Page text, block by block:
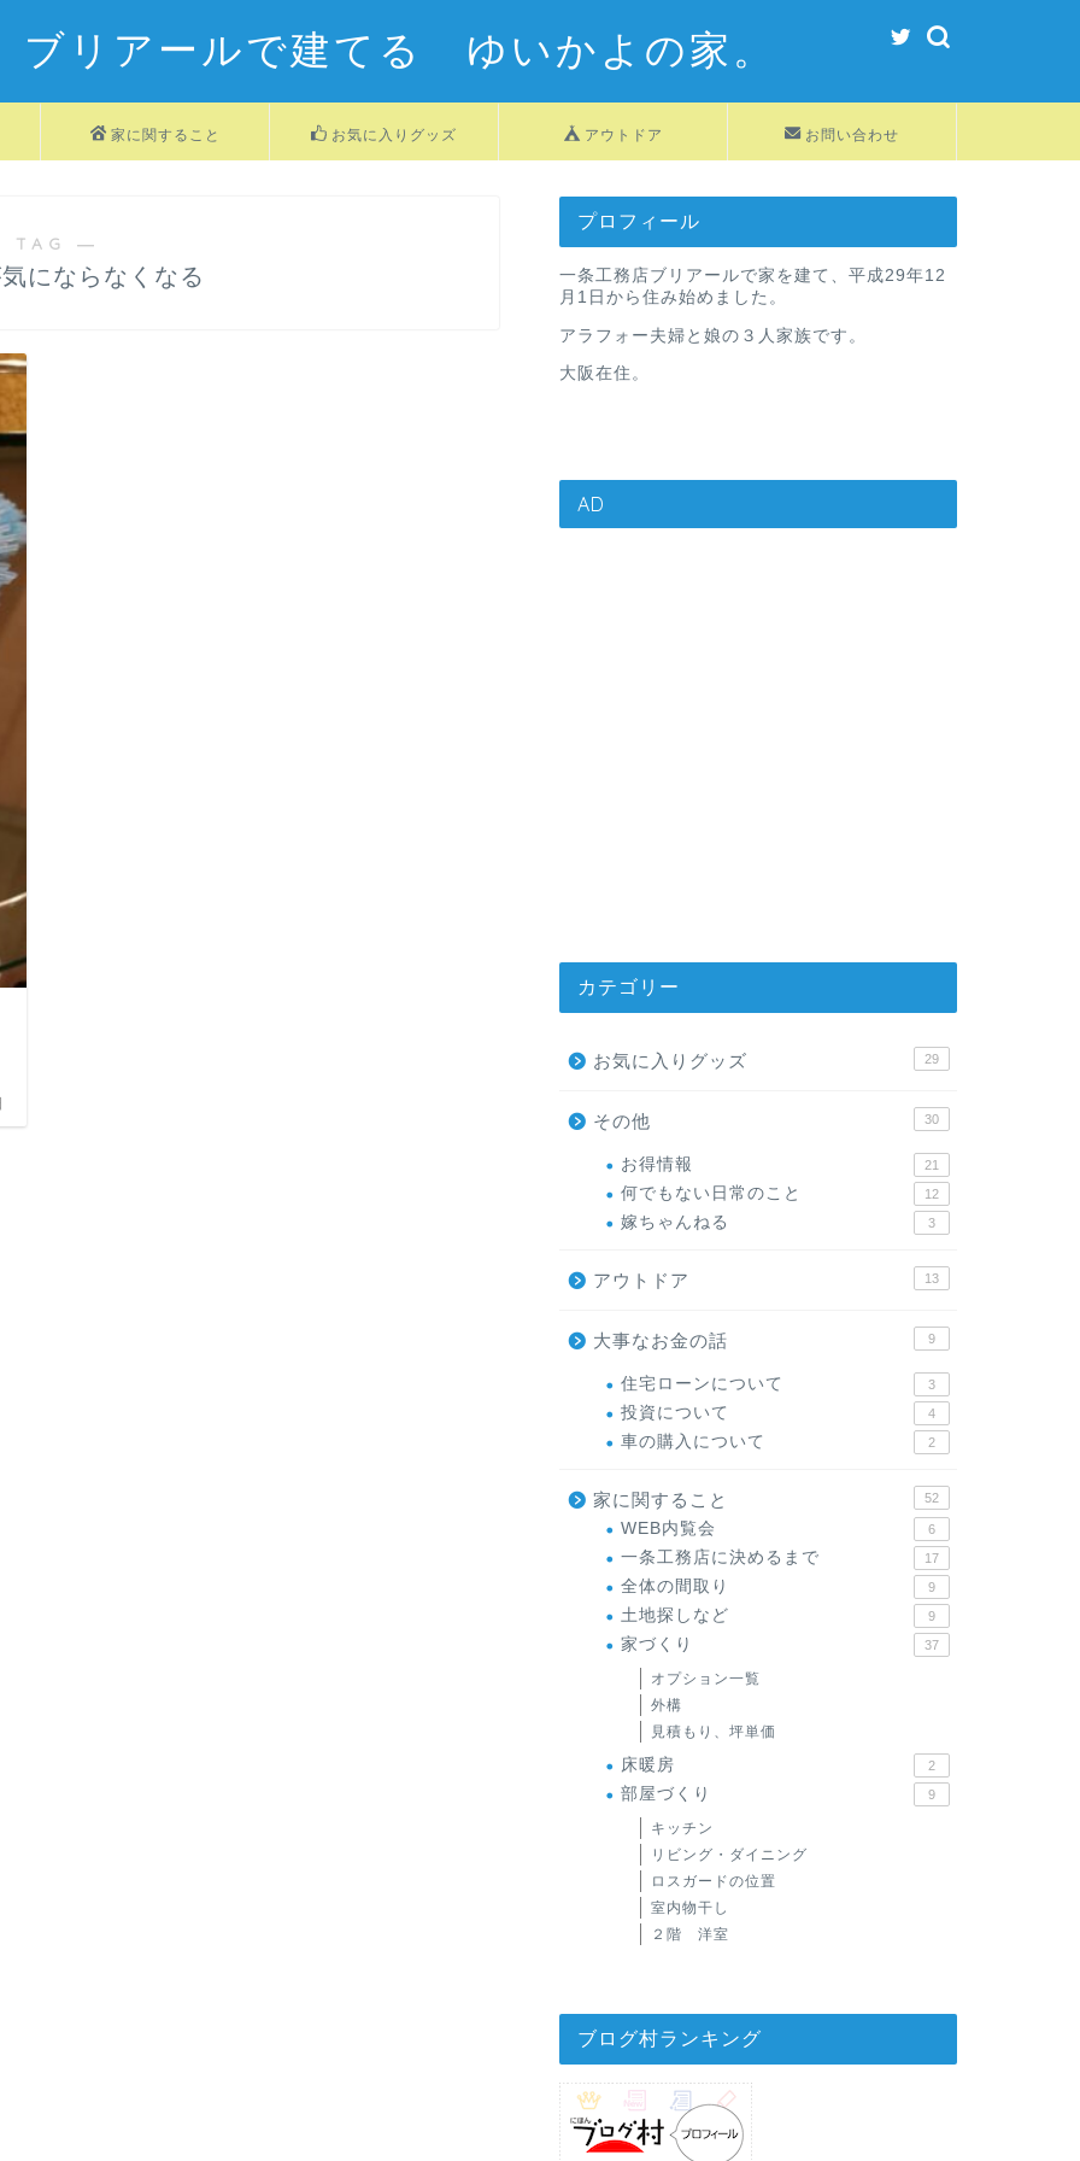
リアールで建てる ゆいかよの家。
家に関すること お気に入りグッズ アウトドア お問い合わせ
TAG ―
にならなくなる
プロフィール
一条工務店ブリアールで家を建て、平成29年12
月1日から住み始めました。
アラフォー夫婦と娘の３人家族です。
大阪在住。
AD
カテゴリー
お気に入りグッズ 29
その他 30
お得情報 21
何でもない日常のこと 12
嫁ちゃんねる 3
アウトドア 13
大事なお金の話 9
住宅ローンについて 3
投資について 4
車の購入について 2
家に関すること 52
WEB内覧会 6
一条工務店に決めるまで 17
全体の間取り 9
土地探しなど 9
家づくり 37
オプション一覧
外構
見積もり、坪単価
床暖房 2
部屋づくり 9
キッチン
リビング・ダイニング
ロスガードの位置
室内物干し
２階 洋室
ブログ村ランキング